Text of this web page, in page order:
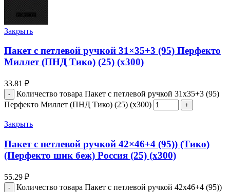
Закрыть
Пакет с петлевой ручкой 31×35+3 (95) Перфекто
Миллет (ПНД Тико) (25) (х300)
33.81 ₽
Количество товара Пакет с петлевой ручкой 31x35+3 (95)
Перфекто Миллет (ПНД Тико) (25) (х300)
Закрыть
Пакет с петлевой ручкой 42×46+4 (95)) (Тико)
(Перфекто шик беж) Россия (25) (х300)
55.29 ₽
Количество товара Пакет с петлевой ручкой 42x46+4 (95))